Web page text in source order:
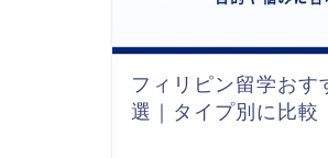
フィリピン留学おす
選｜タイプ別に比較